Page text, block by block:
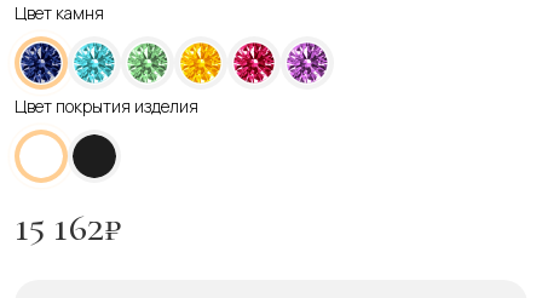
Цвет камня
Цвет покрытия изделия
15 162₽